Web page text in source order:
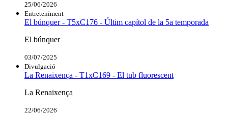
25/06/2026
Entreteniment
El búnquer - T5xC176 - Últim capítol de la 5a temporada
El búnquer
03/07/2025
Divulgació
La Renaixença - T1xC169 - El tub fluorescent
La Renaixença
22/06/2026